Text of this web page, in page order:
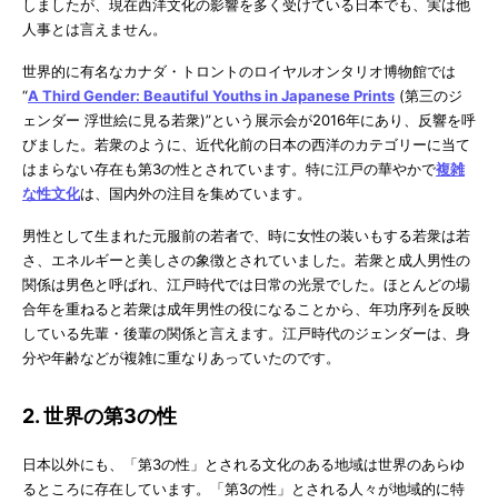
しましたが、現在西洋文化の影響を多く受けている日本でも、実は他
人事とは言えません。
世界的に有名なカナダ・トロントのロイヤルオンタリオ博物館では
“A Third Gender: Beautiful Youths in Japanese Prints (第三のジ
ェンダー 浮世絵に見る若衆)”という展示会が2016年にあり、反響を呼
びました。若衆のように、近代化前の日本の西洋のカテゴリーに当て
はまらない存在も第3の性とされています。特に江戸の華やかで複雑
な性文化は、国内外の注目を集めています。
男性として生まれた元服前の若者で、時に女性の装いもする若衆は若
さ、エネルギーと美しさの象徴とされていました。若衆と成人男性の
関係は男色と呼ばれ、江戸時代では日常の光景でした。ほとんどの場
合年を重ねると若衆は成年男性の役になることから、年功序列を反映
している先輩・後輩の関係と言えます。江戸時代のジェンダーは、身
分や年齢などが複雑に重なりあっていたのです。
2. 世界の第3の性
日本以外にも、「第3の性」とされる文化のある地域は世界のあらゆ
るところに存在しています。「第3の性」とされる人々が地域的に特